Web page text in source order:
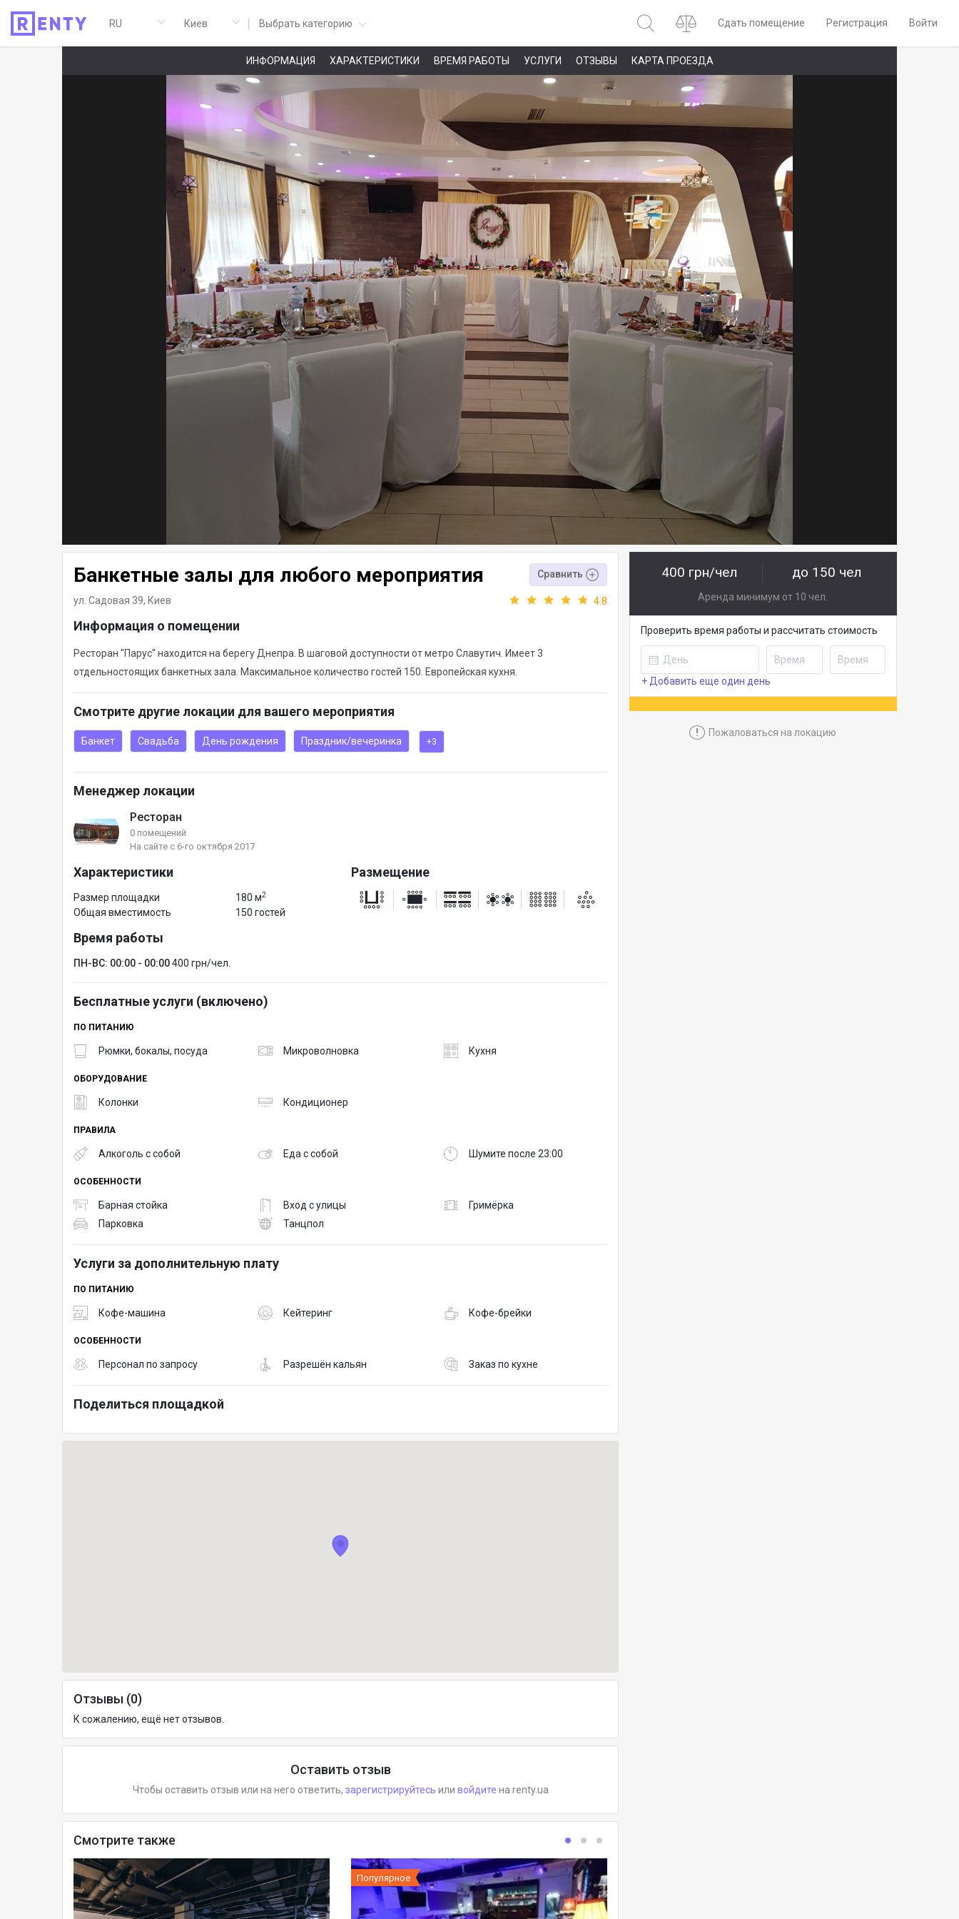
Выбрать категорию Сдать помещение Регистрация Войти
ИНФОРМАЦИЯ ХАРАКТЕРИСТИКИ ВРЕМЯ РАБОТЫ УСЛУГИ ОТЗЫВЫ КАРТА ПРОЕЗДА
Банкетные залы для любого мероприятия Сравнить
ул. Садовая 39, Киев 4.8
Информация о помещении
Ресторан "Парус" находится на берегу Днепра. В шаговой доступности от метро Славутич. Имеет 3
отдельностоящих банкетных зала. Максимальное количество гостей 150. Европейская кухня.
Смотрите другие локации для вашего мероприятия
Банкет Свадьба День рождения Праздник/вечеринка +3
Менеджер локации
Ресторан
0 помещений
На сайте с 6-го октября 2017
Характеристики
Размер площадки 180 м2
Общая вместимость 150 гостей
Размещение
Время работы
ПН-ВС: 00:00 - 00:00400 грн/чел.
Бесплатные услуги (включено)
ПО ПИТАНИЮ
Рюмки, бокалы, посуда Микроволновка Кухня
ОБОРУДОВАНИЕ
Колонки Кондиционер
ПРАВИЛА
Алкоголь с собой Еда с собой Шумите после 23:00
ОСОБЕННОСТИ
Барная стойка Вход с улицы
Гримёрка
Парковка
Танцпол
Услуги за дополнительную плату
ПО ПИТАНИЮ
Кофе-машина Кейтеринг Кофе-брейки
ОСОБЕННОСТИ
Персонал по запросу Разрешён кальян Заказ по кухне
Поделиться площадкой
Отзывы (0)
К сожалению, ещё нет отзывов.
Оставить отзыв
Чтобы оставить отзыв или на него ответить, зарегистрируйтесь или войдите на renty.ua
Смотрите также
Популярное
400 грн/чел до 150 чел
Аренда минимум от 10 чел.
Проверить время работы и рассчитать стоимость
+ Добавить еще один день
! Пожаловаться на локацию